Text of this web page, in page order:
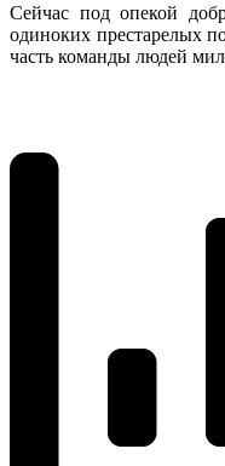
Сейчас под опекой
одиноких престарелых
часть команды людей